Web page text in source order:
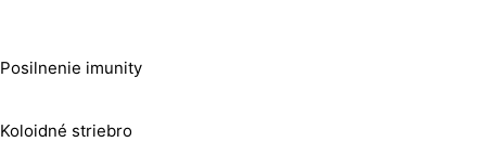
Posilnenie imunity
Koloidné striebro